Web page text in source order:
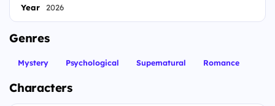
Year 2026
Genres
Mystery Psychological Supernatural Romance
Characters